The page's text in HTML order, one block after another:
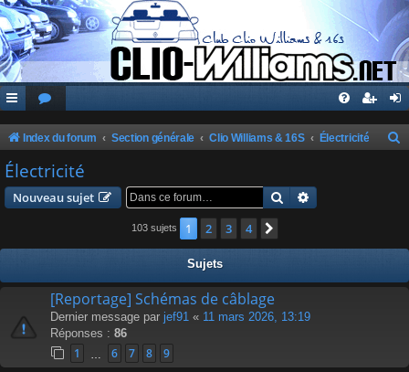
Index du forum Section générale Clio Williams & 16S Électricité
c
Électricité
Nouveau sujet Rechercher
103 sujets 1 2 3 4
Sujets
[Reportage] Schémas de câblage
Dernier message par jef91 « 11 mars 2026, 13:19
Réponses : 86
1 6 7 8 9